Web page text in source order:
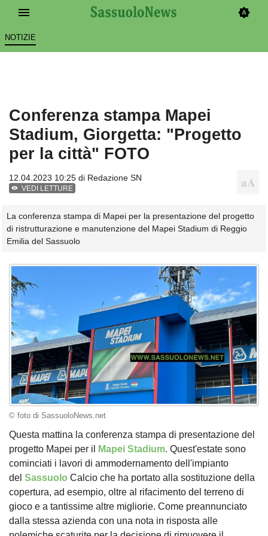
NOTIZIE
Conferenza stampa Mapei
Stadium, Giorgetta: "Progetto
per la città" FOTO
12.04.2023 10:25 di Redazione SN
VEDI LETTURE
La conferenza stampa di Mapei per la presentazione del progetto
di ristrutturazione e manutenzione del Mapei Stadium di Reggio
Emilia del Sassuolo
© foto di SassuoloNews.net
Questa mattina la conferenza stampa di presentazione del
progetto Mapei per il
Mapei Stadium. Quest'estate sono
cominciati i lavori di ammodernamento dell'impianto
del Sassuolo Calcio che ha portato alla sostituzione della
copertura, ad esempio, oltre al rifacimento del terreno di
gioco e a tantissime altre migliorie. Come preannunciato
dalla stessa azienda con una nota in risposta alle